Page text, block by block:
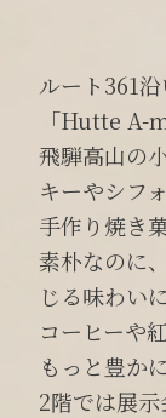
ルート361
「Hutte A-
飛騨高山の
キーやシフ
手作り焼き
素朴なのに
じる味わい
コーヒーや
もっと豊かに
2階では展